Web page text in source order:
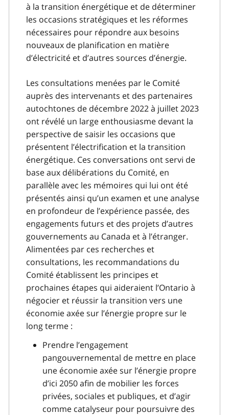
à la transition énergétique et de déterminer
les occasions stratégiques et les réformes
nécessaires pour répondre aux besoins
nouveaux de planification en matière
d’électricité et d’autres sources d’énergie.
Les consultations menées par le Comité
auprès des intervenants et des partenaires
autochtones de décembre 2022 à juillet 2023
ont révélé un large enthousiasme devant la
perspective de saisir les occasions que
présentent l’électrification et la transition
énergétique. Ces conversations ont servi de
base aux délibérations du Comité, en
parallèle avec les mémoires qui lui ont été
présentés ainsi qu’un examen et une analyse
en profondeur de l’expérience passée, des
engagements futurs et des projets d’autres
gouvernements au Canada et à l’étranger.
Alimentées par ces recherches et
consultations, les recommandations du
Comité établissent les principes et
prochaines étapes qui aideraient l’Ontario à
négocier et réussir la transition vers une
économie axée sur l’énergie propre sur le
long terme :
Prendre l’engagement
pangouvernemental de mettre en place
une économie axée sur l’énergie propre
d’ici 2050 afin de mobilier les forces
privées, sociales et publiques, et d’agir
comme catalyseur pour poursuivre des